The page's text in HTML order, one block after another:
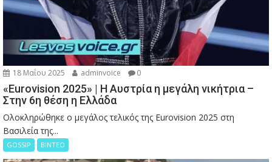
18 Μαΐου 2025 adminvoice 0
«Eurovision 2025» | Η Αυστρία η μεγάλη νικήτρια –
Στην 6η θέση η Ελλάδα
Ολοκληρώθηκε ο μεγάλος τελικός της Eurovision 2025 στη
Βασιλεία της...
GOSSIP ΒΙΝΤΕΟ